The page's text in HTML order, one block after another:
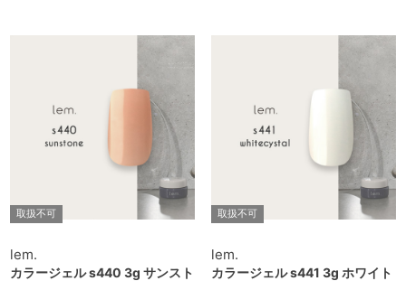
取扱不可
lem.
カラージェル s440 3g サンスト
取扱不可
lem.
カラージェル s441 3g ホワイト